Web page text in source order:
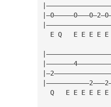
E Q   E E E E
Q   E E E E E